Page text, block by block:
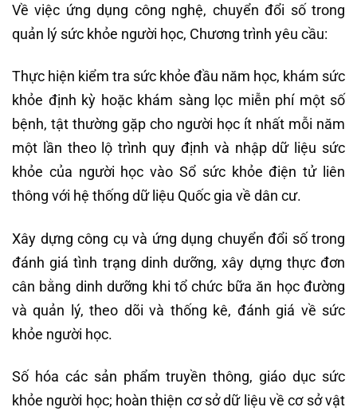
Về việc ứng dụng công nghệ, chuyển đổi số trong
quản lý sức khỏe người học, Chương trình yêu cầu:
Thực hiện kiểm tra sức khỏe đầu năm học, khám sức
khỏe định kỳ hoặc khám sàng lọc miễn phí một số
bệnh, tật thường gặp cho người học ít nhất mỗi năm
một lần theo lộ trình quy định và nhập dữ liệu sức
khỏe của người học vào Sổ sức khỏe điện tử liên
thông với hệ thống dữ liệu Quốc gia về dân cư.
Xây dựng công cụ và ứng dụng chuyển đổi số trong
đánh giá tình trạng dinh dưỡng, xây dựng thực đơn
cân bằng dinh dưỡng khi tổ chức bữa ăn học đường
và quản lý, theo dõi và thống kê, đánh giá về sức
khỏe người học.
Số hóa các sản phẩm truyền thông, giáo dục sức
khỏe người học; hoàn thiện cơ sở dữ liệu về cơ sở vật